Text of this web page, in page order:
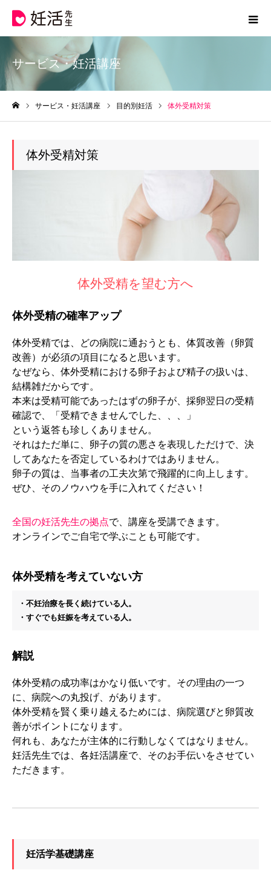
サービス・妊活講座
サービス・妊活講座 目的別妊活 体外受精対策
体外受精対策
体外受精を望む方へ
体外受精の確率アップ
体外受精では、どの病院に通おうとも、体質改善（卵質
改善）が必須の項目になると思います。
なぜなら、体外受精における卵子および精子の扱いは、
結構雑だからです。
本来は受精可能であったはずの卵子が、採卵翌日の受精
確認で、「受精できませんでした、、、」
という返答も珍しくありません。
それはただ単に、卵子の質の悪さを表現しただけで、決
してあなたを否定しているわけではありません。
卵子の質は、当事者の工夫次第で飛躍的に向上します。
ぜひ、そのノウハウを手に入れてください！
全国の妊活先生の拠点で、講座を受講できます。
オンラインでご自宅で学ぶことも可能です。
体外受精を考えていない方
・不妊治療を長く続けている人。
・すぐでも妊娠を考えている人。
解説
体外受精の成功率はかなり低いです。その理由の一つ
に、病院への丸投げ、があります。
体外受精を賢く乗り越えるためには、病院選びと卵質改
善がポイントになります。
何れも、あなたが主体的に行動しなくてはなりません。
妊活先生では、各妊活講座で、そのお手伝いをさせてい
ただきます。
妊活学基礎講座